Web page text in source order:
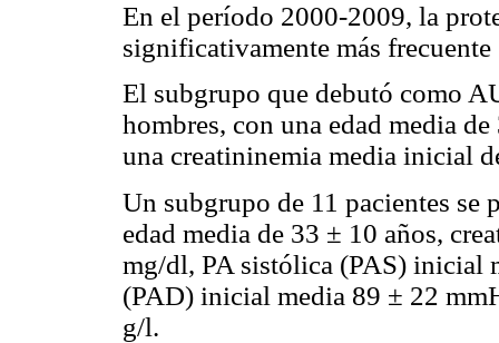
En el período 2000-2009, la
significativamente más
El subgrupo que debutó como
hombres, con una edad media
una creatininemia media inicial
Un subgrupo de 11 pacientes se
edad media de 33 ± 10 años,
mg/dl, PA sistólica (PAS) inicial
(PAD) inicial media 89 ± 22
g/l.